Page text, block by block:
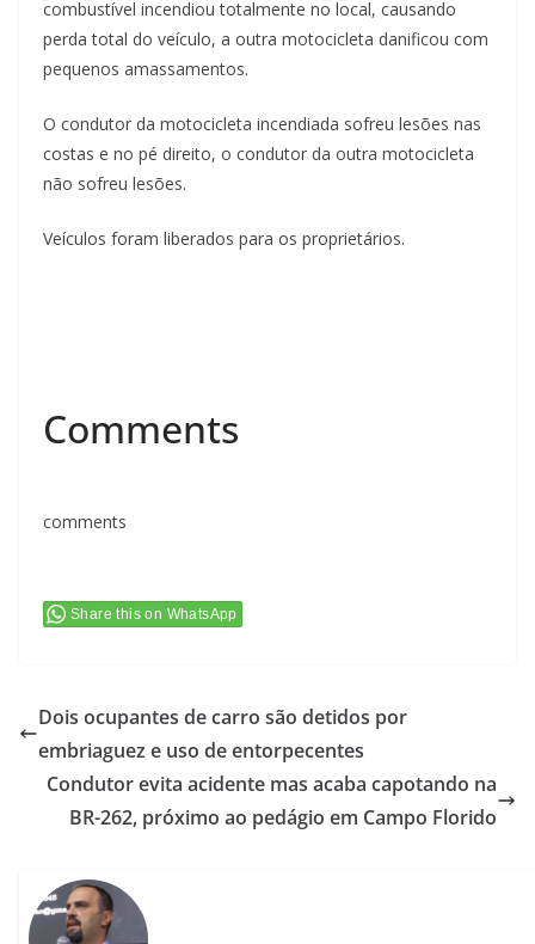
combustível incendiou totalmente no local, causando
perda total do veículo, a outra motocicleta danificou com
pequenos amassamentos.
O condutor da motocicleta incendiada sofreu lesões nas
costas e no pé direito, o condutor da outra motocicleta
não sofreu lesões.
Veículos foram liberados para os proprietários.
Comments
comments
Share this on WhatsApp
Dois ocupantes de carro são detidos por
embriaguez e uso de entorpecentes
Condutor evita acidente mas acaba capotando na
BR-262, próximo ao pedágio em Campo Florido